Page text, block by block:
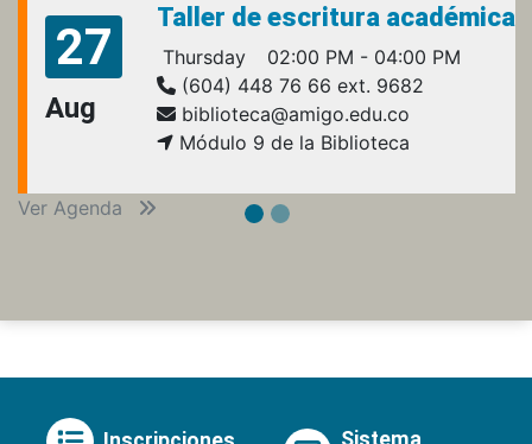
27
Aug
Taller de escritura académica
Thursday
02:00 PM - 04:00 PM
(604) 448 76 66 ext. 9682
biblioteca@amigo.edu.co
Módulo 9 de la Biblioteca
Ver Agenda
Sistema